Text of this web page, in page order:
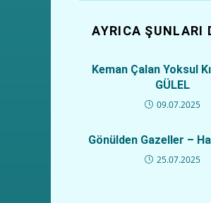
AYRICA ŞUNLARI
Keman Çalan Yoksul
GÜLEL
09.07.2025
Gönülden Gazeller –
25.07.2025